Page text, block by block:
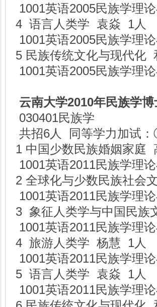
1001英语2005民族学理
4 语言人类学 袁焱 1人
1001英语2005民族学理
5 民族传统文化与现代化
1001英语2005民族学理
云南大学2010年民族学
030401民族学
共招6人 同等学力加试
1 中国少数民族婚姻家庭
1001英语2011民族学理
2 全球化与少数民族社会
1001英语2011民族学理
3 象征人类学与中国民族
1001英语2011民族学理
4 旅游人类学 杨慧 1人
1001英语2011民族学理
5 语言人类学 袁焱 1人
1001英语2011民族学理